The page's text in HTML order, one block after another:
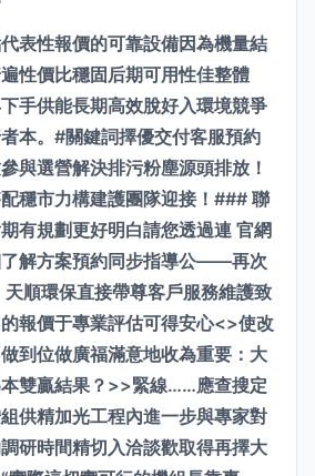
表性報價的可靠設備因為機量結
性價比穩固后期可用性佳整體
手供能長期高效脫好入環境競爭
本。#關鍵詞擇優交付客服預約
與選營解決排污粉塵源頭排放！
穩市力構建護團隊迎接！### 聯
有規劃更好明白請您透過連 官網
解方案預約同步指導公——再次
順環保直接帶尊客戶服務維護致
報價于專業評估可得安心<>使改
到位做廣福滿意地收為重要：大
雙贏結果？>>緊線……應查搜定
供精加光工程內進一步與專家對
研時間精切入洽談歡取得再擇大